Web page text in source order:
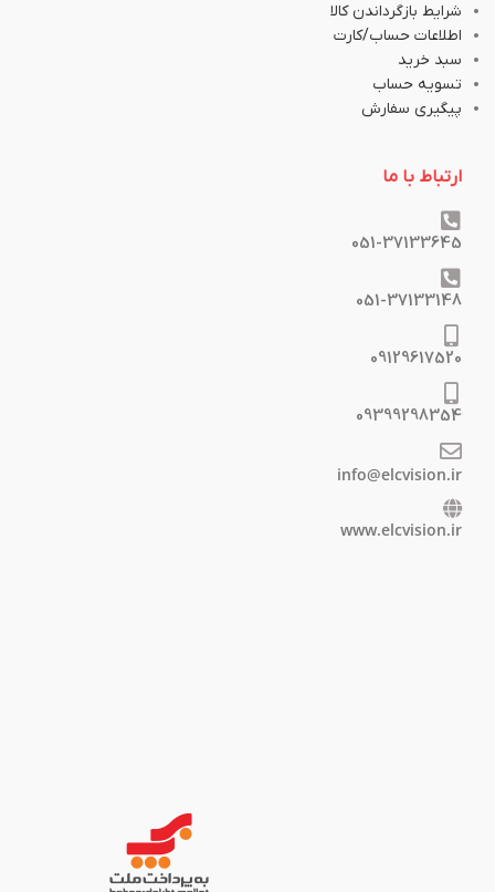
شرایط بازگرداندن کالا
اطلاعات حساب/کارت
سبد خرید
تسویه حساب
پیگیری سفارش
ارتباط با ما
051-37133645
051-37133148
09129617520
09399298354
info@elcvision.ir
www.elcvision.ir